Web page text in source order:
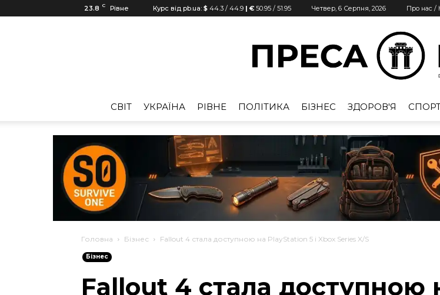
23.8 C Рівне Курс від pb.ua: $ 44.3 / 44.9 | € 50.95 / 51.95 Четвер, 6 Серпня, 2026 Про нас /
Рівне
CВІТ УКРАЇНА РІВНЕ ПОЛІТИКА БІЗНЕС ЗДОРОВ'Я
Головна Бізнес Fallout 4 стала доступною на PlayStation 5 і Xbox Series X/S
Бізнес
Fallout 4 стала доступною